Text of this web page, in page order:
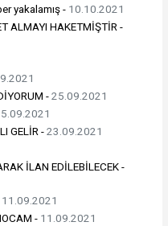
yakalamış - 10.10.2021
ALMAYI HAKETMİŞTİR -
-25.09.2021
GELİR -23.09.2021
İLAN EDİLEBİLECEK -
11.09.2021
- 11.09.2021